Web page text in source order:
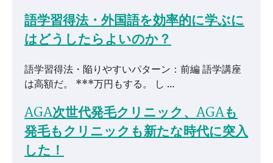
語学習得法・外国語を効率的に学ぶに
はどうしたらよいのか？
語学習得法・陥りやすいパターン：前編 語学講座
は高額だ。 ***万円もする。 し …
AGA次世代発毛クリニック、AGAも
発毛もクリニックも新たな時代に突入
した！